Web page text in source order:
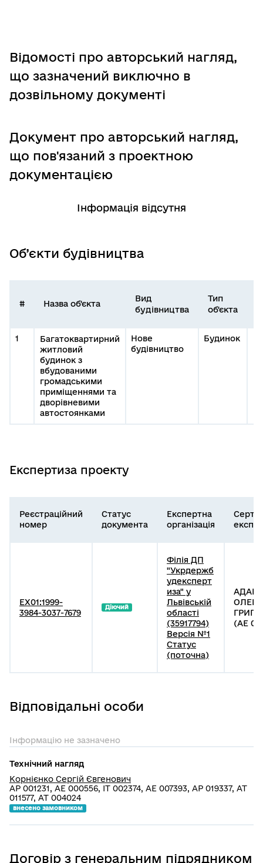
Відомості про авторський нагляд,
що зазначений виключно в
дозвільному документі
Документ про авторський нагляд,
що пов'язаний з проектною
документацією
Інформація відсутня
Об’єкти будівництва
# Назва об'єкта
Вид
будівництва
Тип
об'єкта
1
Багатоквартирний
житловий
будинок з
вбудованими
громадськими
приміщеннями та
дворівневими
автостоянками
Нове
будівництво
Будинок
Експертиза проекту
Реєстраційний
номер
Статус
документа
Експертна
організація
EX01:1999-
3984-3037-7679
Діючий
Філія ДП
"Укрдержб
удексперт
иза" у
Львівській
області
(35917794)
Версія №1
Статус
(поточна)
(АЕ
Відповідальні особи
Інформацію не зазначено
Технічний нагляд
Корнієнко Сергій Євгенович
АР 001231, АЕ 000556, ІТ 002374, АЕ 007393, АР 019337, АТ
011577, АТ 004024
внесено замовником
Договір з генеральним підрядником